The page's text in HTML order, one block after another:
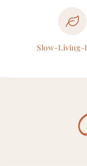
Slow-Living-